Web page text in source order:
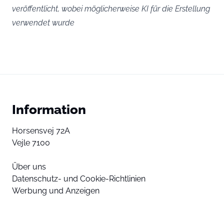
veröffentlicht, wobei möglicherweise KI für die Erstellung
verwendet wurde
Information
Horsensvej 72A
Vejle 7100
Über uns
Datenschutz- und Cookie-Richtlinien
Werbung und Anzeigen